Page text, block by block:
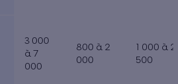
3 000
à 7
000
800 à 2
000
1 000 à 2
500